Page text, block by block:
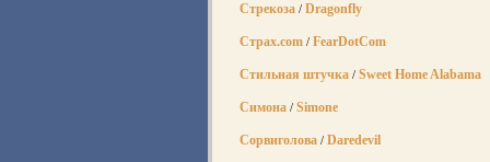
Стрекоза / Dragonfly
Страх.com / FearDotCom
Стильная штучка / Sweet Home Alabama
Симона / Simone
Сорвиголова / Daredevil